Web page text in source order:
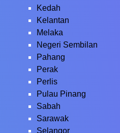
Kedah
Kelantan
Melaka
Negeri Sembilan
Pahang
Perak
Perlis
Pulau Pinang
Sabah
Sarawak
Selangor